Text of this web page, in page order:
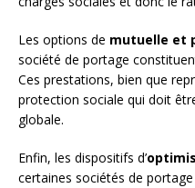
Les options de mutuelle et
société de portage
Ces prestations, bien que
protection sociale qui doit
globale.
Enfin, les dispositifs d’
certaines sociétés de